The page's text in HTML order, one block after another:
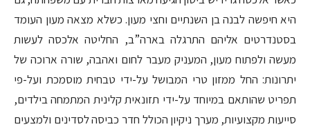
היא חיפשה לבנה בן השנתיים וחצי מעון. כשלא מצאה מעון העומד
בסטנדרטים אליהם התרגלה בארה”ב, החליטה אלכסה לעשות
מעשה ולפתוח מעון, המעניק מעבר לחום ואהבה, שורה ארוכה של
יתרונות: החל ממזון טרי המבושל על-ידי טבחית מוסמכת ועל-פי
תפריט שהותאם במיוחד על-ידי תזונאית קלינית המתמחה בילדים,
סייעות מקצועיות, מערך ניקיון הכולל חדר כביסה לסדינים ולמצעים